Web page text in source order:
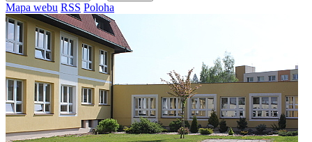
Mapa webu RSS Poloha